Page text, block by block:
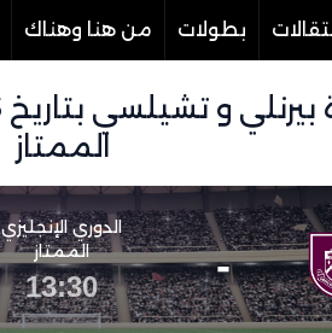
بطولات من هنا وهناك
الممتاز
-
الدوري الإنجليزي
الممتاز
13:30